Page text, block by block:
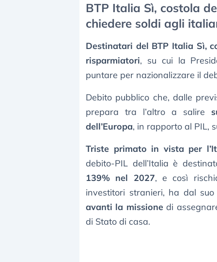
BTP Italia Sì, costola
chiedere soldi agli
Destinatari del BTP Italia Sì,
risparmiatori, su cui la
puntare per nazionalizzare il
Debito pubblico che, dalle
prepara tra l’altro a salire
dell’Europa, in rapporto al PIL,
Triste primato in vista per
debito-PIL dell’Italia è
139% nel 2027, e così
investitori stranieri, ha dal
avanti la missionedi
di Stato di casa.